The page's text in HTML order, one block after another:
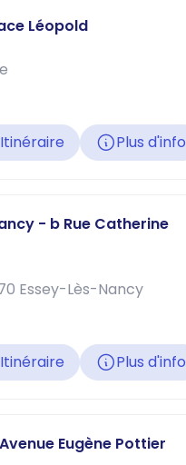
Léopold
Itinéraire Plus d'info
- b Rue Catherine
Essey-Lès-Nancy
Itinéraire Plus d'info
Eugène Pottier